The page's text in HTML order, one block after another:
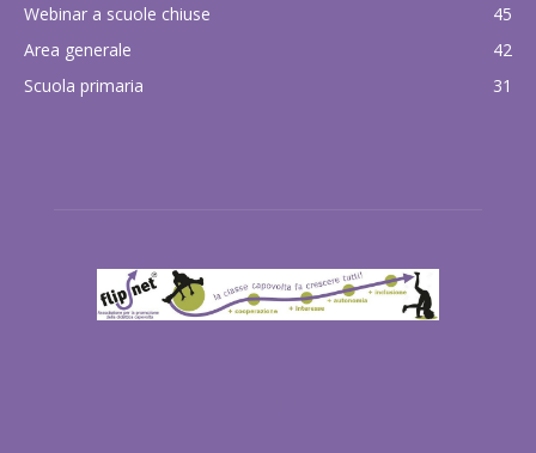
Webinar a scuole chiuse
45
Area generale
42
Scuola primaria
31